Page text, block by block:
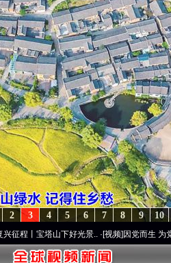
10
9
8
7
6
5
4
3
2
塔山下好光景..·[视频]因党而生 为党而战——